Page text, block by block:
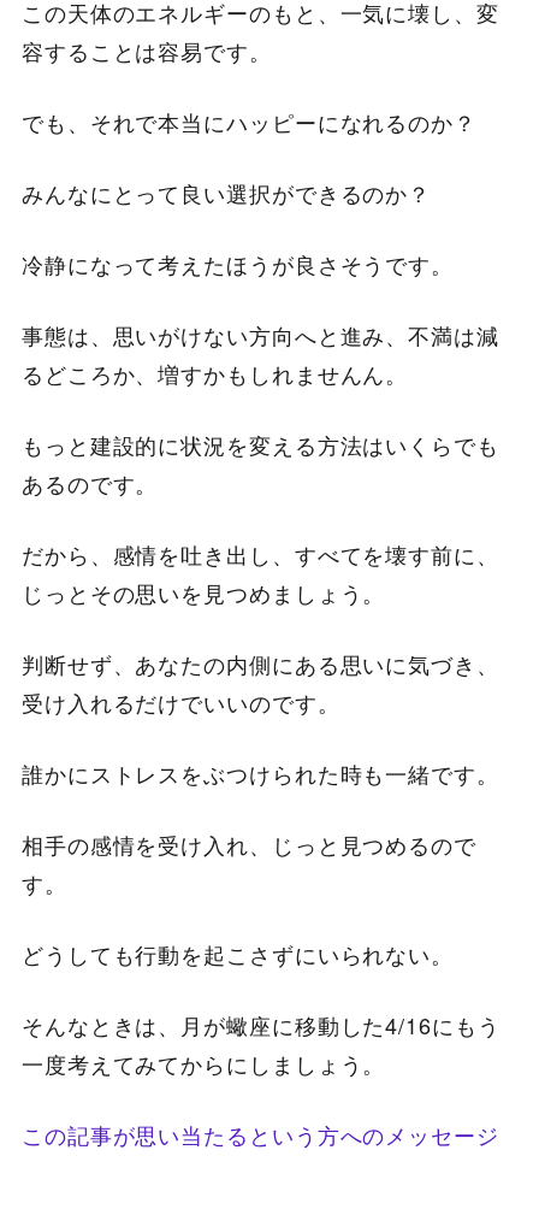
この天体のエネルギーのもと、一気に壊し、変
容することは容易です。
でも、それで本当にハッピーになれるのか？
みんなにとって良い選択ができるのか？
冷静になって考えたほうが良さそうです。
事態は、思いがけない方向へと進み、不満は減
るどころか、増すかもしれませんん。
もっと建設的に状況を変える方法はいくらでも
あるのです。
だから、感情を吐き出し、すべてを壊す前に、
じっとその思いを見つめましょう。
判断せず、あなたの内側にある思いに気づき、
受け入れるだけでいいのです。
誰かにストレスをぶつけられた時も一緒です。
相手の感情を受け入れ、じっと見つめるので
す。
どうしても行動を起こさずにいられない。
そんなときは、月が蠍座に移動した4/16にもう
一度考えてみてからにしましょう。
この記事が思い当たるという方へのメッセージ